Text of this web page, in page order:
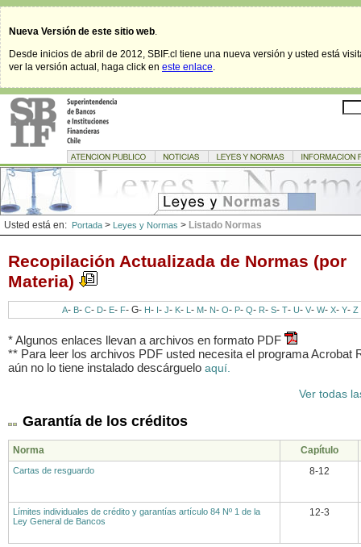
Nueva Versión de este sitio web.
Desde inicios de abril de 2012, SBIF.cl tiene una nueva versión y usted está
ver la versión actual, haga click en este enlace.
Usted está en: Portada > Leyes y Normas > Listado Normas
Recopilación Actualizada de Normas (por
Materia)
A- B- C- D- E- F- G- H- I- J- K- L - M- N- O- P- Q- R- S- T- U- V- W- X- Y- Z
* Algunos enlaces llevan a archivos en formato PDF
** Para leer los archivos PDF usted necesita el programa Acrobat
aún no lo tiene instalado descárguelo aquí.
Ver todas
Garantía de los créditos
Norma Capítulo
Cartas de resguardo 8-12
Límites individuales de crédito y garantías artículo 84 Nº 1 de la
Ley General de Bancos
12-3